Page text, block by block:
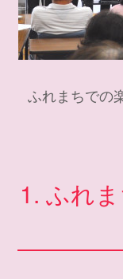
ふれまちでの
1. ふれ